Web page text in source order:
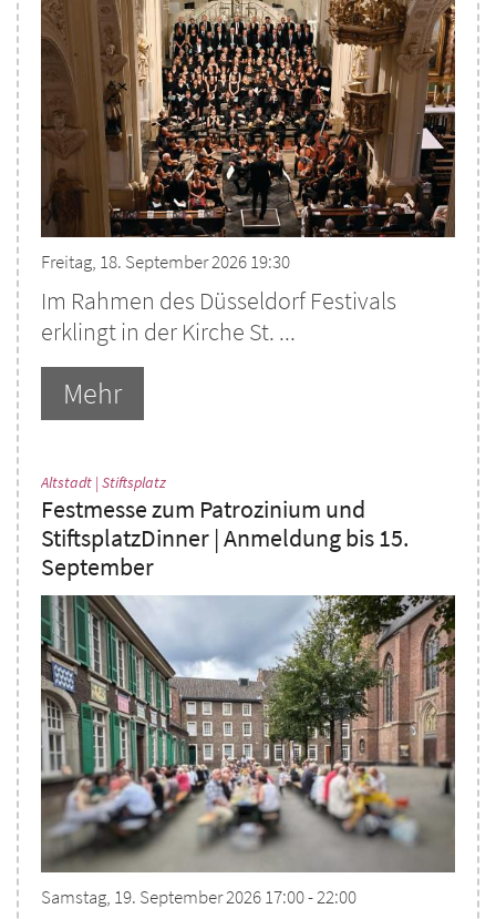
Freitag, 18. September 2026 19:30
Im Rahmen des Düsseldorf Festivals
erklingt in der Kirche St. ...
Mehr
Altstadt | Stiftsplatz:
Festmesse zum Patrozinium und
StiftsplatzDinner | Anmeldung bis 15.
September
Samstag, 19. September 2026 17:00 - 22:00